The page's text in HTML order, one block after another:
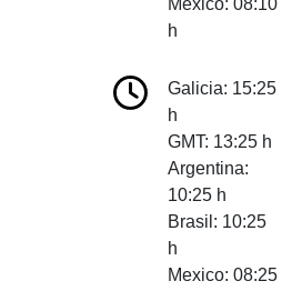
Mexico: 08:10
h
Galicia: 15:25
h
GMT: 13:25 h
Argentina:
10:25 h
Brasil: 10:25
h
Mexico: 08:25